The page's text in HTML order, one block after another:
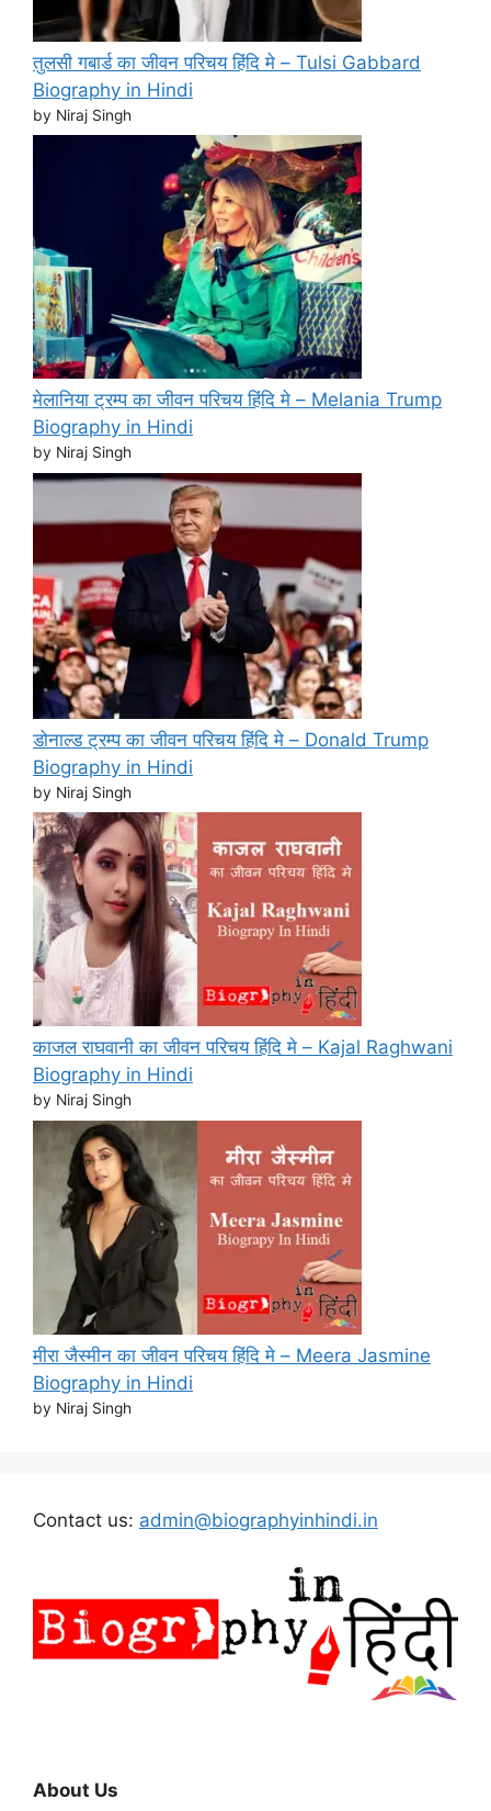
तुलसी गबार्ड का जीवन परिचय हिंदि मे – Tulsi Gabbard
Biography in Hindi
by Niraj Singh
मेलानिया ट्रम्प का जीवन परिचय हिंदि मे – Melania Trump
Biography in Hindi
by Niraj Singh
डोनाल्ड ट्रम्प का जीवन परिचय हिंदि मे – Donald Trump
Biography in Hindi
by Niraj Singh
काजल राघवानी का जीवन परिचय हिंदि मे – Kajal Raghwani
Biography in Hindi
by Niraj Singh
मीरा जैस्मीन का जीवन परिचय हिंदि मे – Meera Jasmine
Biography in Hindi
by Niraj Singh
Contact us: admin@biographyinhindi.in
About Us